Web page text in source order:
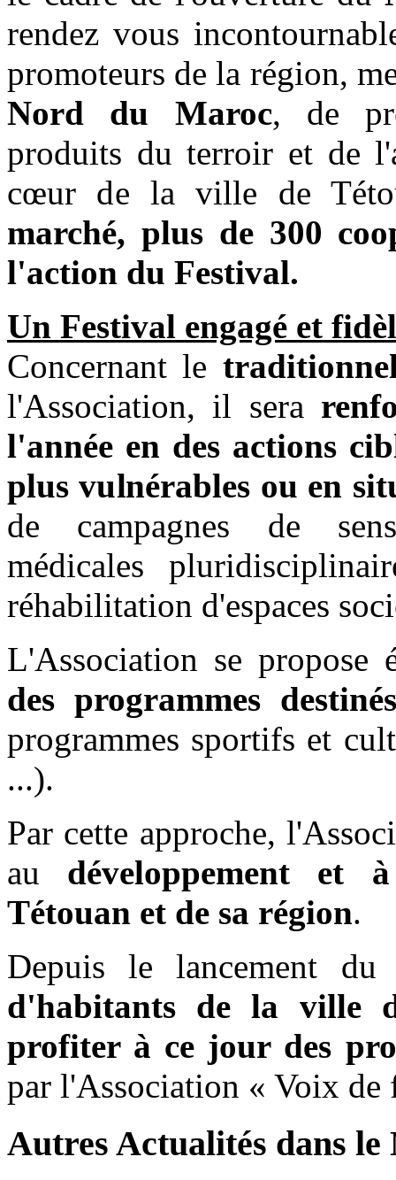
rendez vous
promoteurs de la région,
Nord du Maroc, de
produits du terroir et de
cœur de la ville de
marché, plus de 300
l'action du Festival.
Un Festival engagé et
Concernant le
l'Association, il sera
l'année en des actions
plus vulnérables ou en
de campagnes de
médicales
réhabilitation d'espaces
L'Association se propose
des programmes
programmes sportifs et
...).
Par cette approche,
au développement et
Tétouan et de sa région.
Depuis le lancement
d'habitants de la ville
profiter à ce jour des
par l'Association « Voix de
Autres Actualités dans le